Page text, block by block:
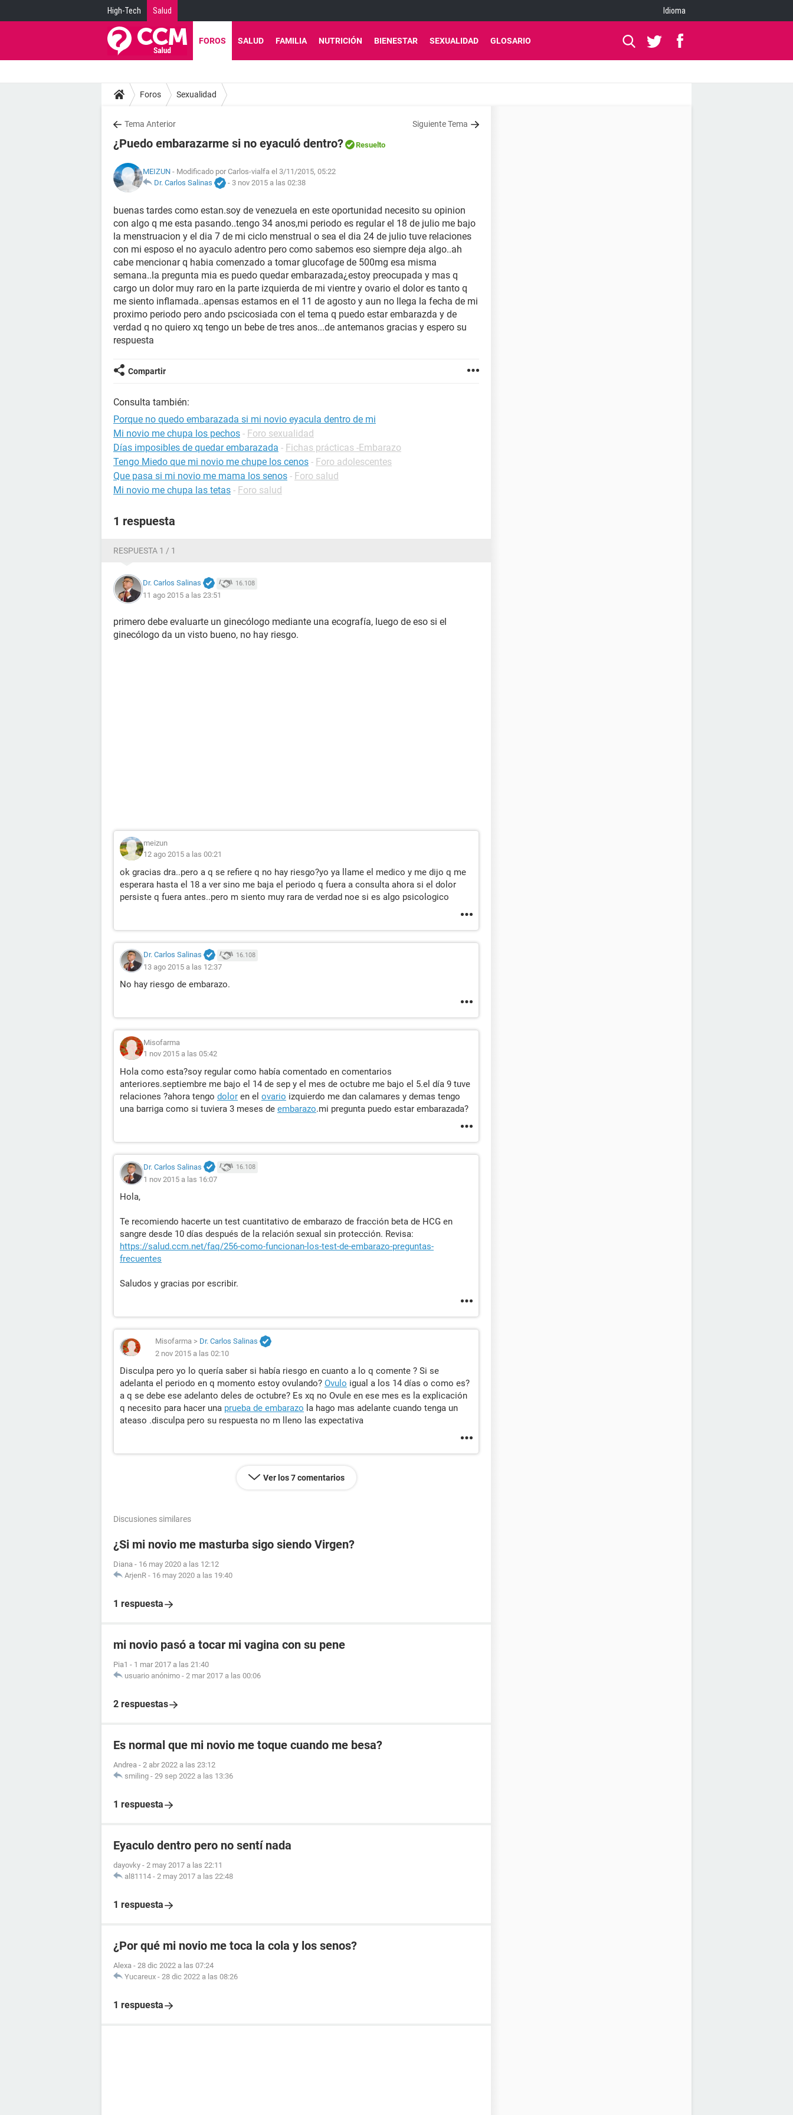
High-Tech Salud Idioma
FOROS SALUD FAMILIA NUTRICIÓN BIENESTAR SEXUALIDAD GLOSARIO
Foros Sexualidad
Tema Anterior Siguiente Tema
¿Puedo embarazarme si no eyaculó dentro? Resuelto
MEIZUN - Modificado por Carlos-vialfa el 3/11/2015, 05:22
Dr. Carlos Salinas
- 3 nov 2015 a las 02:38
buenas tardes como estan.soy de venezuela en este oportunidad necesito su opinion
con algo q me esta pasando..tengo 34 anos,mi periodo es regular el 18 de julio me bajo
la menstruacion y el dia 7 de mi ciclo menstrual o sea el dia 24 de julio tuve relaciones
con mi esposo el no ayaculo adentro pero como sabemos eso siempre deja algo..ah
cabe mencionar q habia comenzado a tomar glucofage de 500mg esa misma
semana..la pregunta mia es puedo quedar embarazada¿estoy preocupada y mas q
cargo un dolor muy raro en la parte izquierda de mi vientre y ovario el dolor es tanto q
me siento inflamada..apensas estamos en el 11 de agosto y aun no llega la fecha de mi
proximo periodo pero ando pscicosiada con el tema q puedo estar embarazda y de
verdad q no quiero xq tengo un bebe de tres anos...de antemanos gracias y espero su
respuesta
Compartir
Consulta también:
Porque no quedo embarazada si mi novio eyacula dentro de mi
Mi novio me chupa los pechos - Foro sexualidad
Días imposibles de quedar embarazada - Fichas prácticas -Embarazo
Tengo Miedo que mi novio me chupe los cenos - Foro adolescentes
Que pasa si mi novio me mama los senos - Foro salud
Mi novio me chupa las tetas - Foro salud
1 respuesta
RESPUESTA 1 / 1
Dr. Carlos Salinas 16.108
11 ago 2015 a las 23:51
primero debe evaluarte un ginecólogo mediante una ecografía, luego de eso si el
ginecólogo da un visto bueno, no hay riesgo.
meizun
12 ago 2015 a las 00:21
ok gracias dra..pero a q se refiere q no hay riesgo?yo ya llame el medico y me dijo q me
esperara hasta el 18 a ver sino me baja el periodo q fuera a consulta ahora si el dolor
persiste q fuera antes..pero m siento muy rara de verdad noe si es algo psicologico
Dr. Carlos Salinas 16.108
13 ago 2015 a las 12:37
No hay riesgo de embarazo.
Misofarma
1 nov 2015 a las 05:42
Hola como esta?soy regular como había comentado en comentarios
anteriores.septiembre me bajo el 14 de sep y el mes de octubre me bajo el 5.el día 9 tuve
relaciones ?ahora tengo dolor en el ovario izquierdo me dan calamares y demas tengo
una barriga como si tuviera 3 meses de embarazo.mi pregunta puedo estar embarazada?
Dr. Carlos Salinas 16.108
1 nov 2015 a las 16:07
Hola,
Te recomiendo hacerte un test cuantitativo de embarazo de fracción beta de HCG en
sangre desde 10 días después de la relación sexual sin protección. Revisa:
https://salud.ccm.net/faq/256-como-funcionan-los-test-de-embarazo-preguntas-
frecuentes
Saludos y gracias por escribir.
Misofarma > Dr. Carlos Salinas
2 nov 2015 a las 02:10
Disculpa pero yo lo quería saber si había riesgo en cuanto a lo q comente ? Si se
adelanta el periodo en q momento estoy ovulando? Ovulo igual a los 14 días o como es?
a q se debe ese adelanto deles de octubre? Es xq no Ovule en ese mes es la explicación
q necesito para hacer una prueba de embarazo la hago mas adelante cuando tenga un
ateaso .disculpa pero su respuesta no m lleno las expectativa
Ver los 7 comentarios
Discusiones similares
¿Si mi novio me masturba sigo siendo Virgen?
Diana - 16 may 2020 a las 12:12
ArjenR - 16 may 2020 a las 19:40
1 respuesta
mi novio pasó a tocar mi vagina con su pene
Pia1 - 1 mar 2017 a las 21:40
usuario anónimo - 2 mar 2017 a las 00:06
2 respuestas
Es normal que mi novio me toque cuando me besa?
Andrea - 2 abr 2022 a las 23:12
smiling - 29 sep 2022 a las 13:36
1 respuesta
Eyaculo dentro pero no sentí nada
dayovky - 2 may 2017 a las 22:11
al81114 - 2 may 2017 a las 22:48
1 respuesta
¿Por qué mi novio me toca la cola y los senos?
Alexa - 28 dic 2022 a las 07:24
Yucareux - 28 dic 2022 a las 08:26
1 respuesta